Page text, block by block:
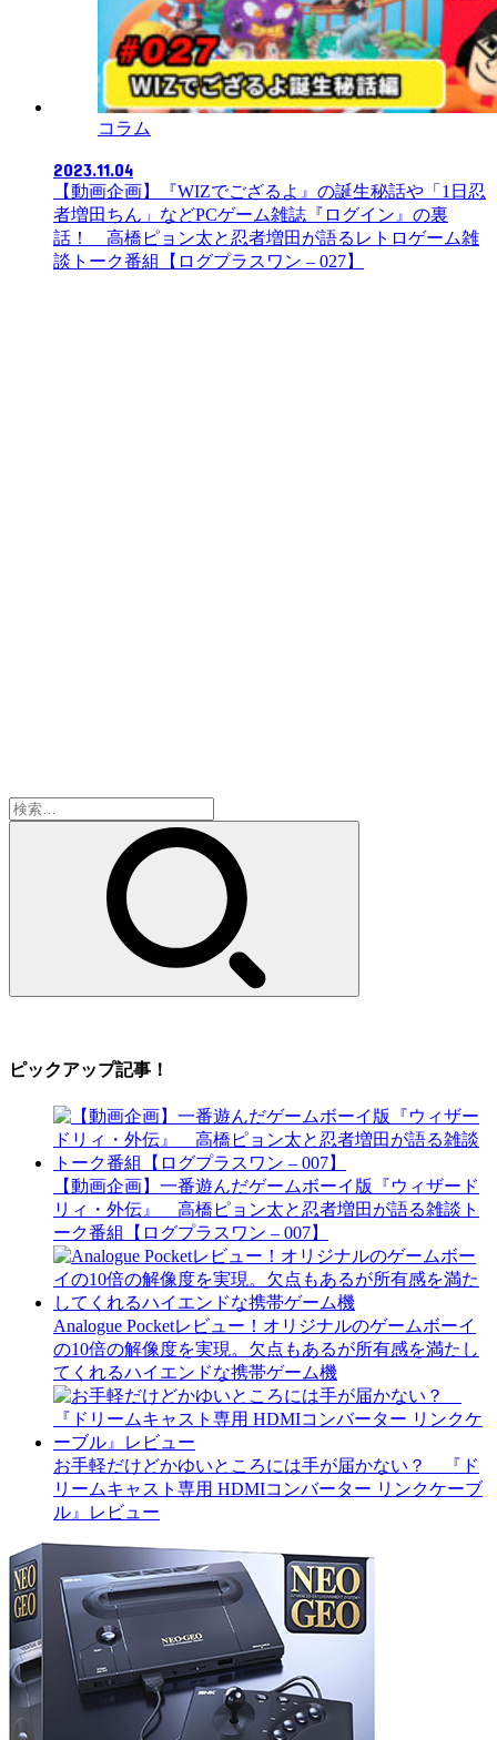
コラム
2023.11.04
【動画企画】『WIZでござるよ』の誕生秘話や「1日忍
者増田ちん」などPCゲーム雑誌『ログイン』の裏
話！ 高橋ピョン太と忍者増田が語るレトロゲーム雑
談トーク番組【ログプラスワン – 027】
検
索:
ピックアップ記事！
【動画企画】一番遊んだゲームボーイ版『ウィザード
リィ・外伝』 高橋ピョン太と忍者増田が語る雑談ト
ーク番組【ログプラスワン – 007】
Analogue Pocketレビュー！オリジナルのゲームボーイ
の10倍の解像度を実現。欠点もあるが所有感を満たし
てくれるハイエンドな携帯ゲーム機
お手軽だけどかゆいところには手が届かない？ 『ド
リームキャスト専用 HDMIコンバーター リンクケーブ
ル』レビュー